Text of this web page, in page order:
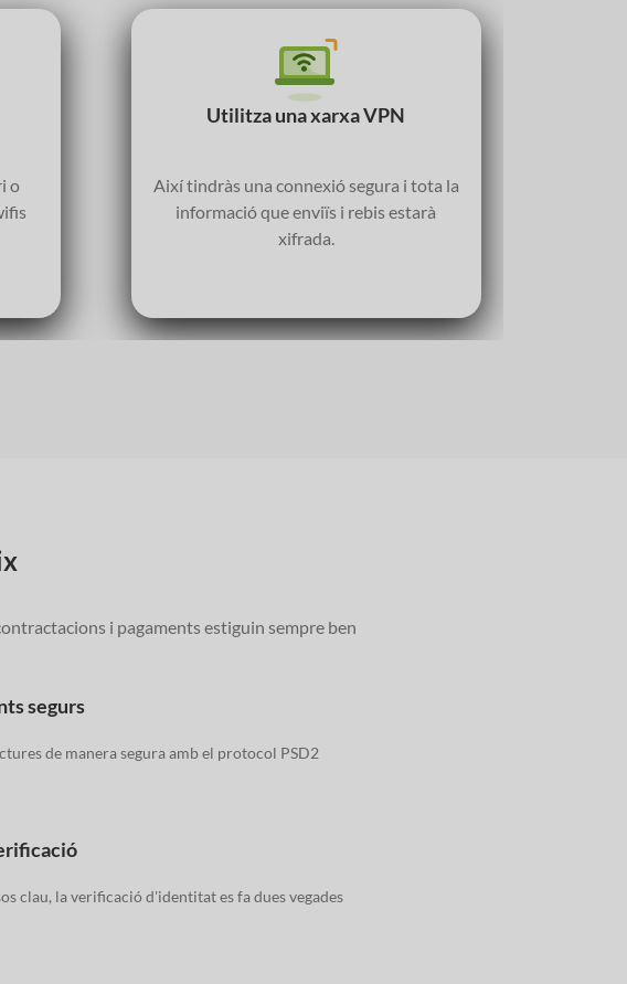
o
Utilitza una xarxa VPN
Així tindràs una connexió segura i tota la
informació que enviïs i rebis estarà
xifrada.
i pagaments estiguin sempre ben
segurs
de manera segura amb el protocol PSD2
clau, la verificació d'identitat es fa dues vegades